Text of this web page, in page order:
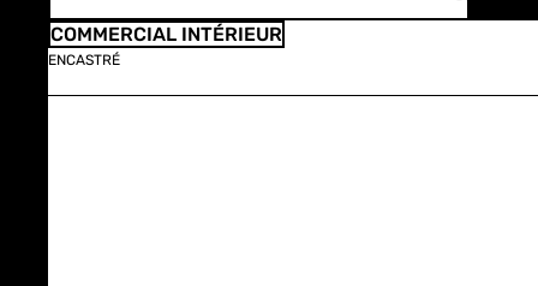
COMMERCIAL INTÉRIEUR
ENCASTRÉ